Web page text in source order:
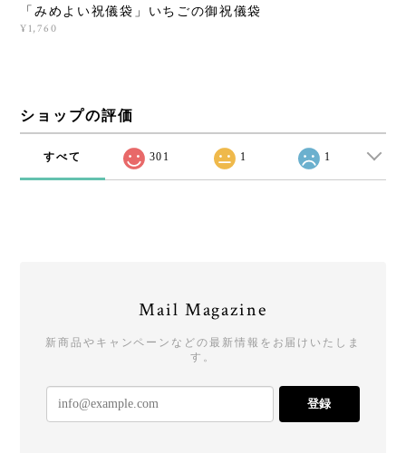
「みめよい祝儀袋」いちごの御祝儀袋
¥1,760
ショップの評価
すべて 301 1 1
Mail Magazine
新商品やキャンペーンなどの最新情報をお届けいたしま
す。
登録